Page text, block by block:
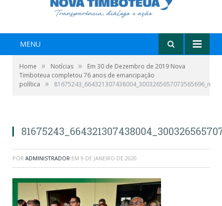
MENU
Home » Notícias »
Em 30 de Dezembro de 2019 Nova
Timboteua completou 76 anos de emancipação
política
» 81675243_664321307438004_3003265657073565696_n
POR ADMINISTRADOR EM 9 DE JANEIRO DE 2020